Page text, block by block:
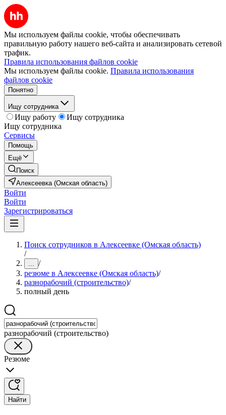
Мы используем файлы cookie, чтобы обеспечивать
правильную работу нашего веб-сайта и анализировать сетевой
трафик.
Правила использования файлов cookie
Мы используем файлы cookie. Правила использования
файлов cookie
Понятно
Ищу сотрудника
Ищу работу
Ищу сотрудника
Ищу сотрудника
Сервисы
Помощь
Ещё
Поиск
Алексеевка (Омская область)
Войти
Войти
Зарегистрироваться
Поиск сотрудников в Алексеевке (Омская область)
/
... /
резюме в Алексеевке (Омская область)/
разнорабочий (строительство)/
полный день
разнорабочий (строительство)
Резюме
Найти